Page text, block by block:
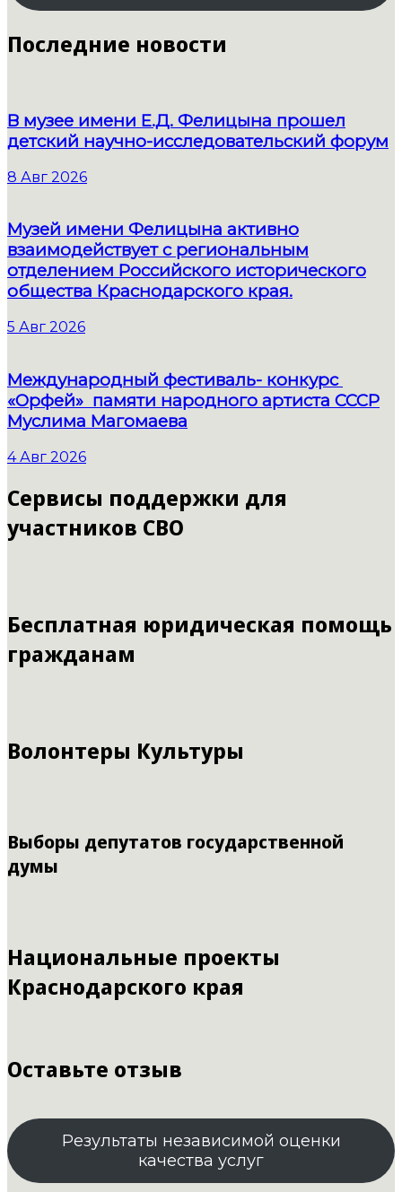
Последние новости
В музее имени Е.Д. Фелицына прошел
детский научно-исследовательский форум
8 Авг 2026
Музей имени Фелицына активно
взаимодействует с региональным
отделением Российского исторического
общества Краснодарского края.
5 Авг 2026
Международный фестиваль- конкурс
«Орфей» памяти народного артиста СССР
Муслима Магомаева
4 Авг 2026
Сервисы поддержки для
участников СВО
Бесплатная юридическая помощь
гражданам
Волонтеры Культуры
Выборы депутатов государственной
думы
Национальные проекты
Краснодарского края
Оставьте отзыв
Результаты независимой оценки
качества услуг